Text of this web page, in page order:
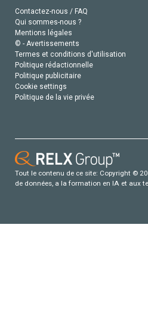
Contactez-nous / FAQ
Qui sommes-nous ?
Mentions légales
© - Avertissements
Termes et conditions d'utilisation
Politique rédactionnelle
Politique publicitaire
Cookie settings
Politique de la vie privée
Tout le contenu de ce site: Copyright ©
de données, a la formation en IA et aux